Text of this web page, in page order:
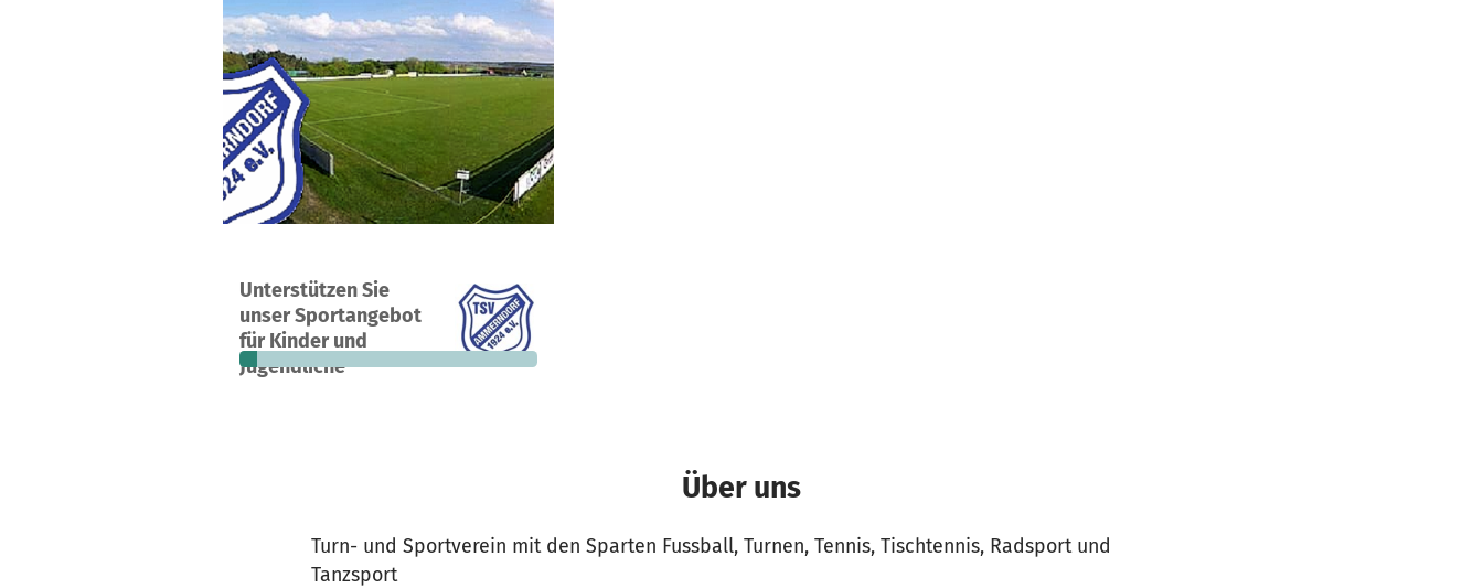
Unterstützen Sie
unser Sportangebot
für Kinder und
Jugendliche
Ein Projekt in Ammerndorf, Deutschland
5
Spenden
6 %
finanziert
940 €
fehlen noch
Über uns
Turn- und Sportverein mit den Sparten Fussball, Turnen, Tennis, Tischtennis, Radsport und
Tanzsport